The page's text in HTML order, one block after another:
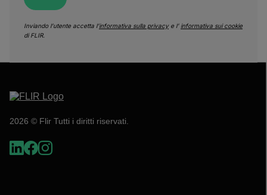
Inviando l’utente accetta l’informativa sulla privacye l’ informativa sui cookie
di FLIR.
2026 © Flir Tutti i diritti riservati.